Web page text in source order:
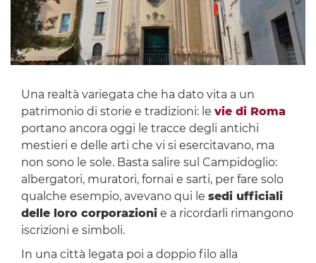
Una realtà variegata che ha dato vita a un
patrimonio di storie e tradizioni: le vie di Roma
portano ancora oggi le tracce degli antichi
mestieri e delle arti che vi si esercitavano, ma
non sono le sole. Basta salire sul Campidoglio:
albergatori, muratori, fornai e sarti, per fare solo
qualche esempio, avevano qui le sedi ufficiali
delle loro corporazionie a ricordarli rimangono
iscrizioni e simboli.
In una città legata poi a doppio filo alla